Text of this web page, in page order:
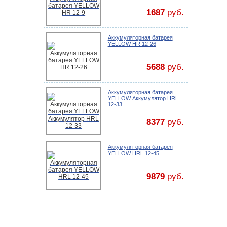
1687руб.
Аккумуляторная батарея
YELLOW HR 12-26
5688руб.
Аккумуляторная батарея
YELLOW Аккумулятор HRL
12-33
8377руб.
Аккумуляторная батарея
YELLOW HRL 12-45
9879руб.